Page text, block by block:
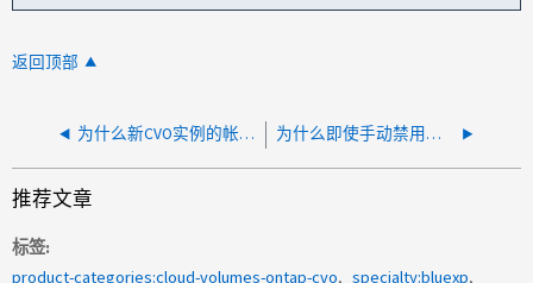
返回顶部
为什么新CVO实例的帐户安全类型选项会灰显？ 为什么即使手动禁用重复数据删除后也会启用？
推荐文章
标签
product-categories:cloud-volumes-ontap-cvo
specialty:bluexp